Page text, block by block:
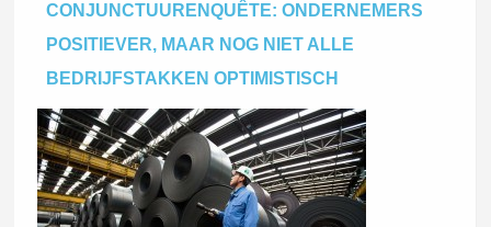
CONJUNCTUURENQUÊTE: ONDERNEMERS
POSITIEVER, MAAR NOG NIET ALLE
BEDRIJFSTAKKEN OPTIMISTISCH